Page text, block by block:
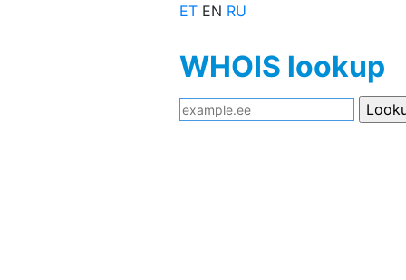
ET EN RU
WHOIS lookup